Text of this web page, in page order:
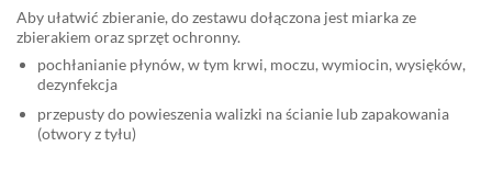
Aby ułatwić zbieranie, do zestawu dołączona jest miarka ze
zbierakiem oraz sprzęt ochronny.
pochłanianie płynów, w tym krwi, moczu, wymiocin, wysięków,
dezynfekcja
przepusty do powieszenia walizki na ścianie lub zapakowania
(otwory z tyłu)